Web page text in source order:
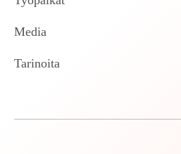
Media
Tarinoita